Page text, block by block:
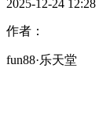
2025-12-24 12:28
作者：
fun88·乐天堂